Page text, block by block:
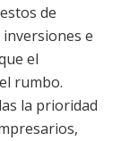
de
e
el
rumbo.
la prioridad